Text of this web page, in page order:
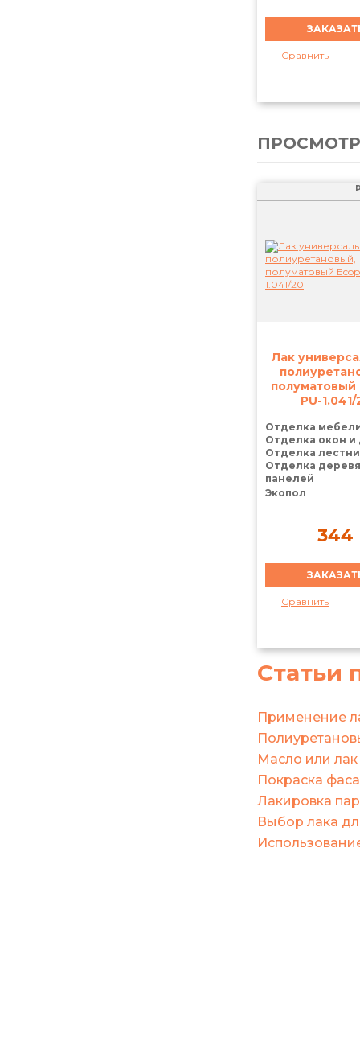
Сравнить
Лак
полуматовый
PU-1.041/
Отделка
Отделка окон и
Отделка
Отделка
панелей
Экопол
344
Сравнить
Статьи
Применение
Масло или лак
Покраска
Лакировка
Выбор лака